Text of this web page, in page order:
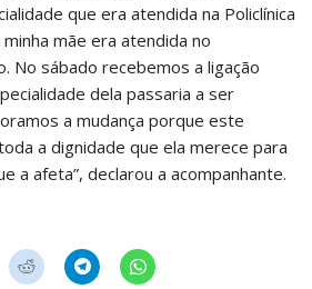
que era atendida na Policlínica
mãe era atendida no
No sábado recebemos a ligação
dela passaria a ser
a mudança porque este
a dignidade que ela merece para
a afeta”, declarou a acompanhante.
Clique
para
Clique
para
Clique
para